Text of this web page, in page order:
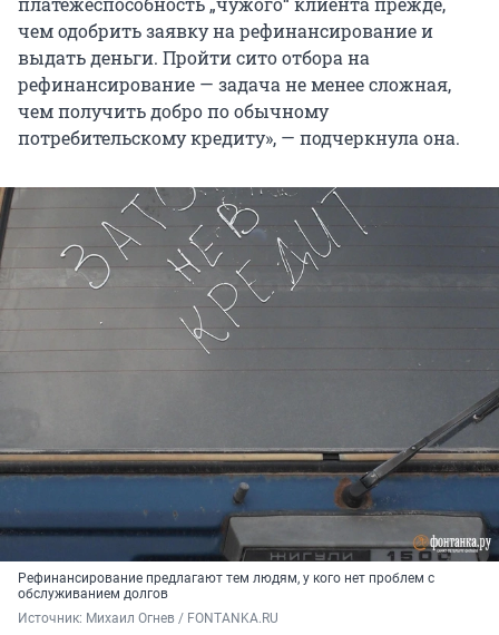
чем одобрить заявку на рефинансирование и
выдать деньги. Пройти сито отбора на
рефинансирование — задача не менее сложная,
чем получить добро по обычному
потребительскому кредиту», — подчеркнула она.
Рефинансирование предлагают тем людям, у кого нет проблем с
обслуживанием долгов
Источник: Михаил Огнев / FONTANKA.RU